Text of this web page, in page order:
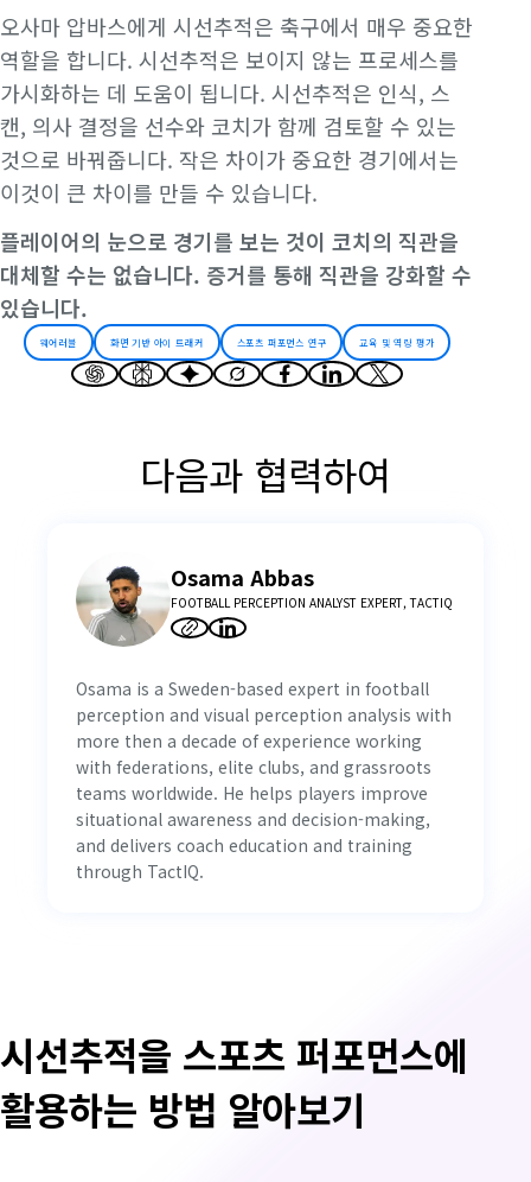
오사마 압바스에게 시선추적은 축구에서 매우 중요한
역할을 합니다. 시선추적은 보이지 않는 프로세스를
가시화하는 데 도움이 됩니다. 시선추적은 인식, 스
캔, 의사 결정을 선수와 코치가 함께 검토할 수 있는
것으로 바꿔줍니다. 작은 차이가 중요한 경기에서는
이것이 큰 차이를 만들 수 있습니다.
플레이어의 눈으로 경기를 보는 것이 코치의 직관을
대체할 수는 없습니다. 증거를 통해 직관을 강화할 수
있습니다.
웨어러블 화면 기반 아이 트래커 스포츠 퍼포먼스 연구 교육 및 역량 평가
다음과 협력하여
Osama Abbas
FOOTBALL PERCEPTION ANALYST EXPERT, TACTIQ
Osama is a Sweden-based expert in football
perception and visual perception analysis with
more then a decade of experience working
with federations, elite clubs, and grassroots
teams worldwide. He helps players improve
situational awareness and decision-making,
and delivers coach education and training
through TactIQ.
시선추적을 스포츠 퍼포먼스에
활용하는 방법 알아보기